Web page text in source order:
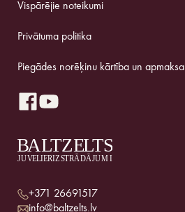
Vispārējie noteikumi
Privātuma politika
Piegādes norēķinu kārtība un apmaksa
+371 26691517
info@baltzelts.lv